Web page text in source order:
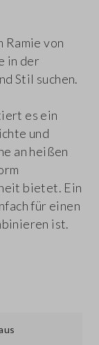
Ramie von
in der
Stil suchen.
es ein
und
an heißen
bietet. Ein
für einen
ist.